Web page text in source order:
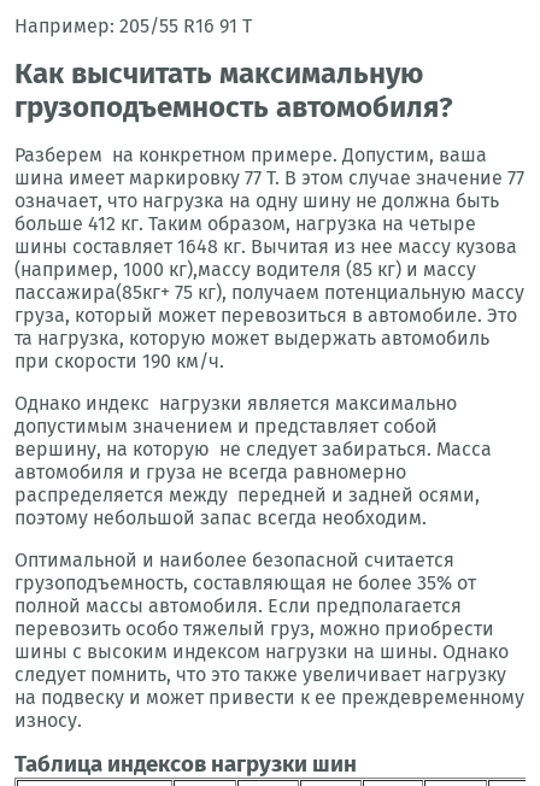
Например: 205/55 R16 91 T
Как высчитать максимальную
грузоподъемность автомобиля?
Разберем на конкретном примере. Допустим, ваша
шина имеет маркировку 77 T. В этом случае значение 77
означает, что нагрузка на одну шину не должна быть
больше 412 кг. Таким образом, нагрузка на четыре
шины составляет 1648 кг. Вычитая из нее массу кузова
(например, 1000 кг),массу водителя (85 кг) и массу
пассажира(85кг+ 75 кг), получаем потенциальную массу
груза, который может перевозиться в автомобиле. Это
та нагрузка, которую может выдержать автомобиль
при скорости 190 км/ч.
Однако индекс нагрузки является максимально
допустимым значением и представляет собой
вершину, на которую не следует забираться. Масса
автомобиля и груза не всегда равномерно
распределяется между передней и задней осями,
поэтому небольшой запас всегда необходим.
Оптимальной и наиболее безопасной считается
грузоподъемность, составляющая не более 35% от
полной массы автомобиля. Если предполагается
перевозить особо тяжелый груз, можно приобрести
шины с высоким индексом нагрузки на шины. Однако
следует помнить, что это также увеличивает нагрузку
на подвеску и может привести к ее преждевременному
износу.
Таблица индексов нагрузки шин